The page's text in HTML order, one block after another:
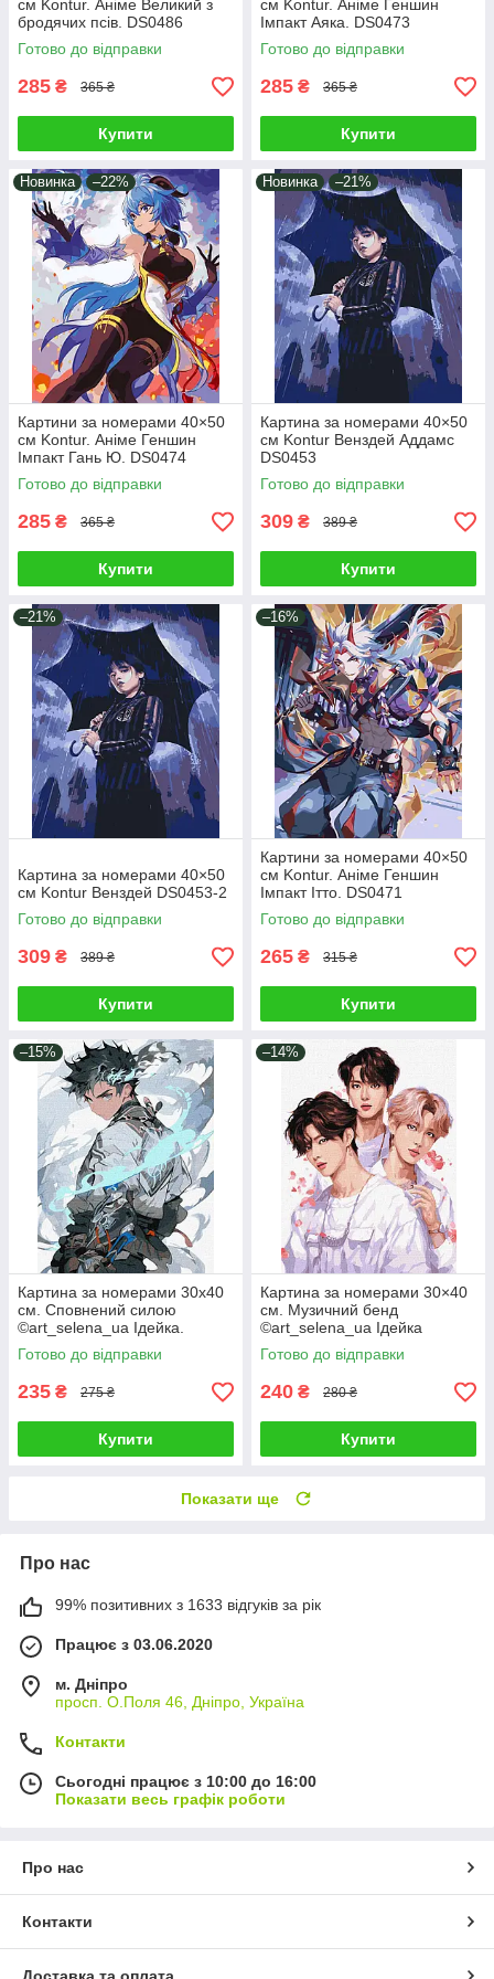
см Kontur. Аніме Великий з
бродячих псів. DS0486
Готово до відправки
285 ₴ 365 ₴
Купити
см Kontur. Аніме Геншин
Імпакт Аяка. DS0473
Готово до відправки
285 ₴ 365 ₴
Купити
Новинка –22%
Картини за номерами 40×50
см Kontur. Аніме Геншин
Імпакт Гань Ю. DS0474
Готово до відправки
285 ₴ 365 ₴
Купити
Новинка –21%
Картина за номерами 40×50
см Kontur Венздей Аддамс
DS0453
Готово до відправки
309 ₴ 389 ₴
Купити
–21%
Картина за номерами 40×50
см Kontur Венздей DS0453-2
Готово до відправки
309 ₴ 389 ₴
Купити
–16%
Картини за номерами 40×50
см Kontur. Аніме Геншин
Імпакт Ітто. DS0471
Готово до відправки
265 ₴ 315 ₴
Купити
–15%
Картина за номерами 30х40
см. Сповнений силою
©art_selena_ua Ідейка.
KHO8387
Готово до відправки
235 ₴ 275 ₴
Купити
–14%
Картина за номерами 30×40
см. Музичний бенд
©art_selena_ua Ідейка
КНО8394
Готово до відправки
240 ₴ 280 ₴
Купити
Показати ще
Про нас
99% позитивних з 1633 відгуків за рік
Працює з 03.06.2020
м. Дніпро
просп. О.Поля 46, Дніпро, Україна
Контакти
Сьогодні працює з 10:00 до 16:00
Показати весь графік роботи
Про нас
Контакти